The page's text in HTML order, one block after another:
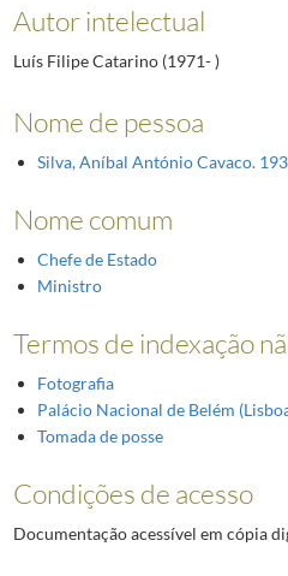
Autor intelectual
Luís Filipe Catarino (1971- )
Nome de pessoa
Silva, Aníbal António Cavaco.
Nome comum
Chefe de Estado
Ministro
Termos de indexação
Fotografia
Palácio Nacional de Belém
Tomada de posse
Condições de acesso
Documentação acessível em cópia